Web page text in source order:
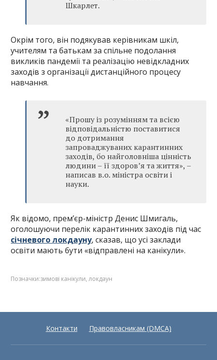
Шкарлет.
Окрім того, він подякував керівникам шкіл,
учителям та батькам за спільне подолання
викликів пандемії та реалізацію невідкладних
заходів з організації дистанційного процесу
навчання.
«Прошу із розумінням та всією
відповідальністю поставитися
до дотримання
запроваджуваних карантинних
заходів, бо найголовніша цінність
людини – її здоров’я та життя», –
написав в.о. міністра освіти і
науки.
Як відомо, прем’єр-міністр Денис Шмигаль,
оголошуючи перелік карантинних заходів під час
січневого локдауну, сказав, що усі заклади
освіти мають бути «відправлені на канікули».
Позначки:зимові канікули,локдаун
Контакти Правовласникам (DMCA)